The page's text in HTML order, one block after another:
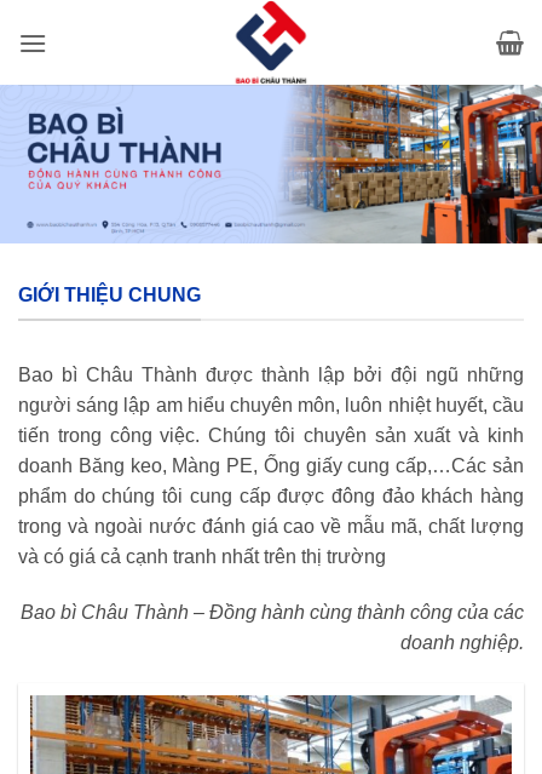
qua
GIỚI THIỆU CHUNG
Bao bì Châu Thành được thành lập bởi đội ngũ những
người sáng lập am hiểu chuyên môn, luôn nhiệt huyết, cầu
tiến trong công việc. Chúng tôi chuyên sản xuất và kinh
doanh Băng keo, Màng PE, Ống giấy cung cấp,…Các sản
phẩm do chúng tôi cung cấp được đông đảo khách hàng
trong và ngoài nước đánh giá cao về mẫu mã, chất lượng
và có giá cả cạnh tranh nhất trên thị trường
Bao bì Châu Thành – Đồng hành cùng thành công của các
doanh nghiệp.